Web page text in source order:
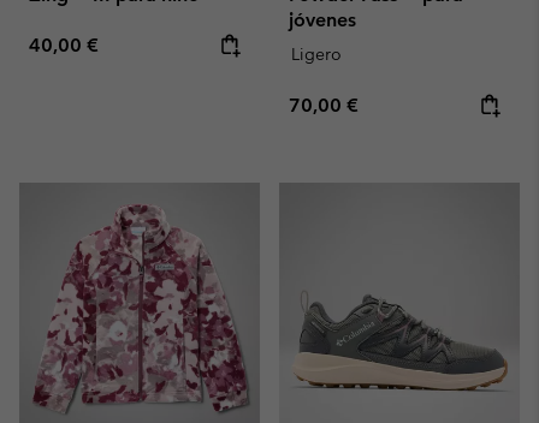
Regular price:
40,00 €
jóvenes
Ligero
Regular price:
70,00 €